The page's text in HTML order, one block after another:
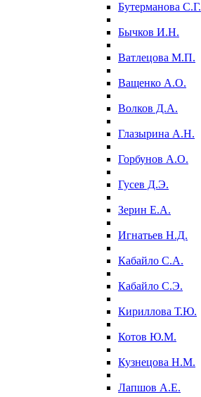
Бутерманова С.Г.
Бычков И.Н.
Ватлецова М.П.
Ващенко А.О.
Волков Д.А.
Глазырина А.Н.
Горбунов А.О.
Гусев Д.Э.
Зерин Е.А.
Игнатьев Н.Д.
Кабайло С.А.
Кабайло С.Э.
Кириллова Т.Ю.
Котов Ю.М.
Кузнецова Н.М.
Лапшов А.Е.